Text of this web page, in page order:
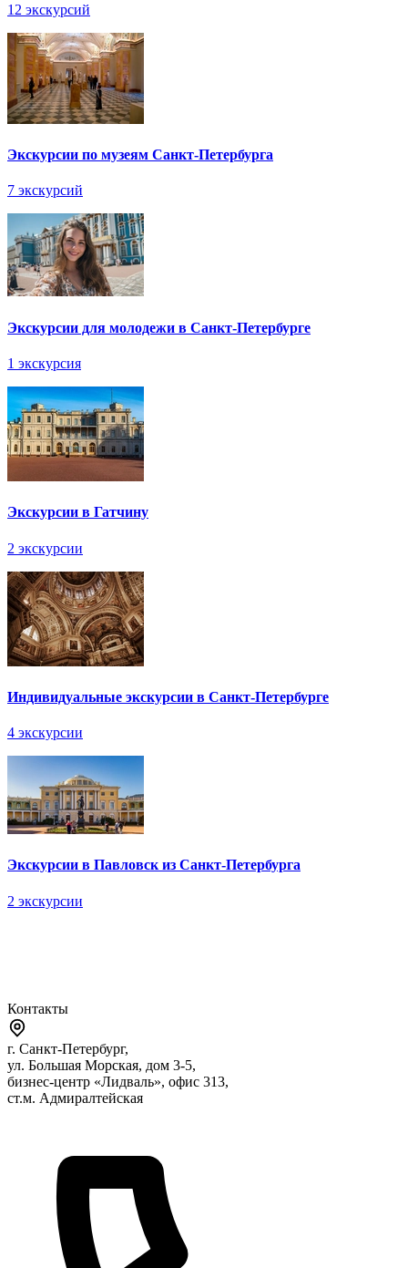
12 экскурсий
Экскурсии по музеям Санкт-Петербурга
7 экскурсий
Экскурсии для молодежи в Санкт-Петербурге
1 экскурсия
Экскурсии в Гатчину
2 экскурсии
Индивидуальные экскурсии в Санкт-Петербурге
4 экскурсии
Экскурсии в Павловск из Санкт-Петербурга
2 экскурсии
Контакты
г. Санкт-Петербург,
ул. Большая Морская, дом 3-5,
бизнес-центр «Лидваль», офис 313,
ст.м. Адмиралтейская